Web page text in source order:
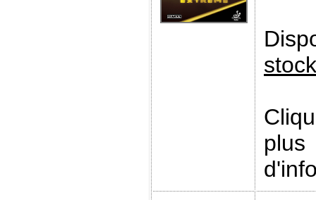
stock
plus